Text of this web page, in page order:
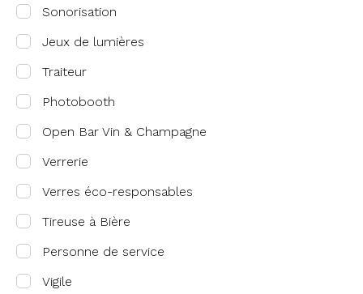
Sonorisation
Jeux de lumières
Traiteur
Photobooth
Open Bar Vin & Champagne
Verrerie
Verres éco-responsables
Tireuse à Bière
Personne de service
Vigile